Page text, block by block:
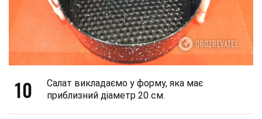
10
Салат викладаємо у форму, яка має
приблизний діаметр 20 см.